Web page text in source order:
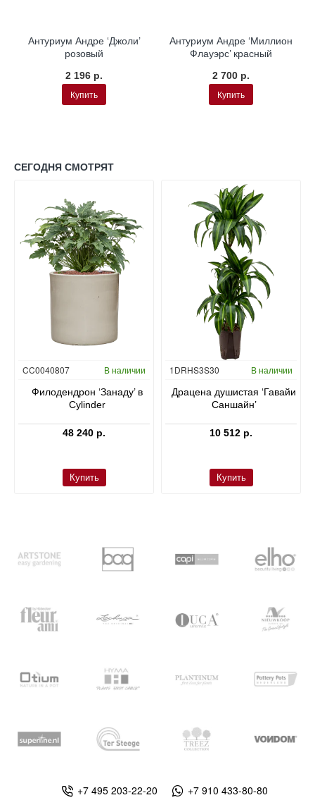
Антуриум Андре ‘Джоли’
розовый
2 196 р.
Купить
Антуриум Андре ‘Миллион
Флауэрс’ красный
2 700 р.
Купить
СЕГОДНЯ СМОТРЯТ
CC0040807 В наличии
Филодендрон ‘Занаду’ в
Cylinder
48 240 р.
Купить
Гидропоника
1DRHS3S30 В наличии
Драцена душистая ‘Гавайи
Саншайн’
10 512 р.
Купить
+7 495 203-22-20 +7 910 433-80-80